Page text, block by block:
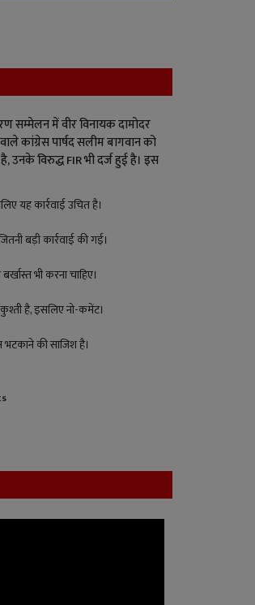
सम्मेलन में वीर विनायक दामोदर
कांग्रेस पार्षद सलीम बागवान को
उनके विरुद्ध FIR भी दर्ज हुई है। इस
यह कार्रवाई उचित है।
बड़ी कार्रवाई की गई।
भी करना चाहिए।
है, इसलिए नो-कमेंट।
भटकाने की साजिश है।